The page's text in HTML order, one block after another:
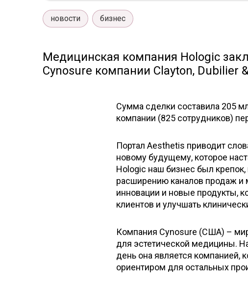
новости бизнес
Медицинская компания Hologic
Cynosure компании Clayton, Dubilier
Сумма сделки составила 205
компании (825 сотрудников)
Портал Aesthetis приводит
новому будущему, которое
Hologic наш бизнес был крепок,
расширению каналов продаж и
инновации и новые продукты,
клиентов и улучшать
Компания Cynosure (США) –
для эстетической медицины.
день она является компанией,
ориентиром для остальных